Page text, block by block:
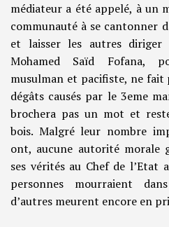
médiateur a été appelé, à un
communauté à se cantonner
et laisser les autres diriger
Mohamed Saïd Fofana,
musulman et pacifiste, ne fait
dégâts causés par le 3eme
brochera pas un mot et
bois. Malgré leur nombre
ont, aucune autorité morale
ses vérités au Chef de l’Etat
personnes mourraient
d’autres meurent encore en